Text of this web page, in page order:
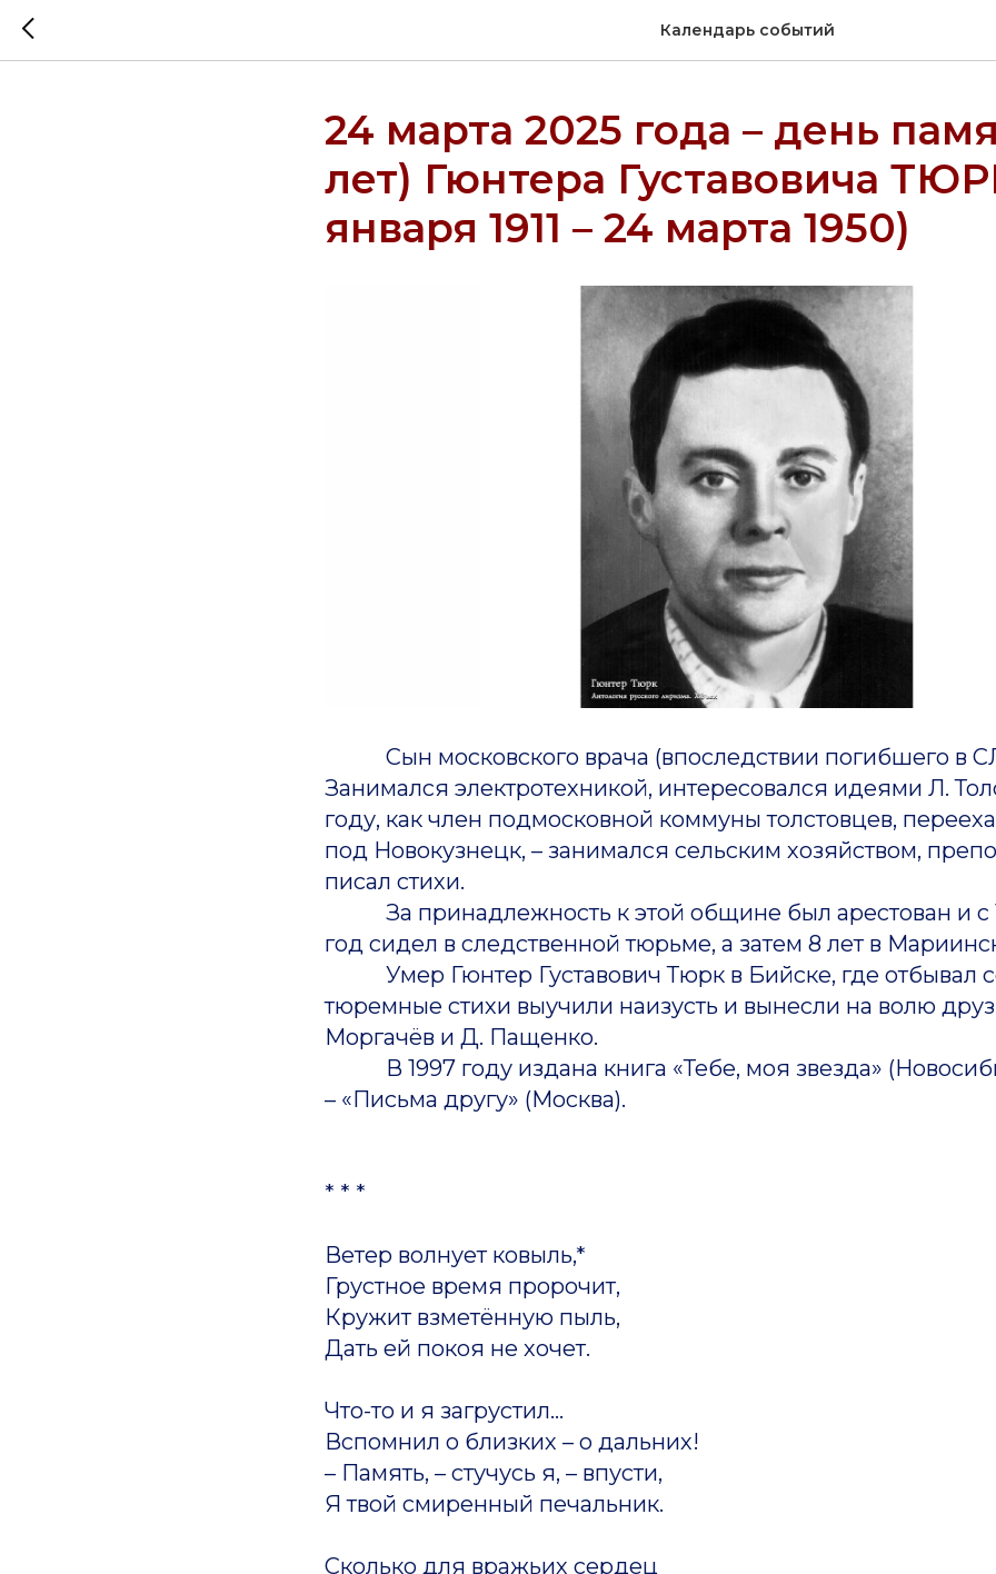
Календарь событий
24 марта 2025 года – день
лет) Гюнтера Густавовича
января 1911 – 24 марта 1950)
Сын московского врача (впоследствии погибшего в
Занимался электротехникой, интересовался идеями Л.
году, как член подмосковной коммуны толстовцев,
под Новокузнецк, – занимался сельским хозяйством,
писал стихи.
За принадлежность к этой общине был арестован и с
год сидел в следственной тюрьме, а затем 8 лет в
Умер Гюнтер Густавович Тюрк в Бийске, где отбывал
тюремные стихи выучили наизусть и вынесли на волю
Моргачёв и Д. Пащенко.
В 1997 году издана книга «Тебе, моя звезда»
– «Письма другу» (Москва).
* * *
Ветер волнует ковыль,*
Грустное время пророчит,
Кружит взметённую пыль,
Дать ей покоя не хочет.
Что-то и я загрустил…
Вспомнил о близких – о дальних!
– Память, – стучусь я, – впусти,
Я твой смиренный печальник.
Сколько для вражьих сердец